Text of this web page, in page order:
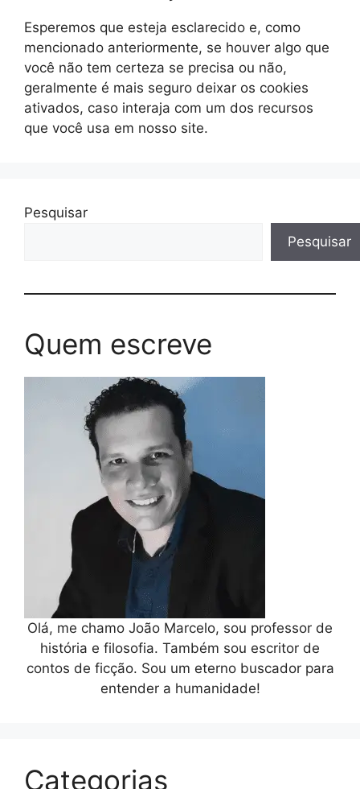
Esperemos que esteja esclarecido e, como
mencionado anteriormente, se houver algo que
você não tem certeza se precisa ou não,
geralmente é mais seguro deixar os cookies
ativados, caso interaja com um dos recursos
que você usa em nosso site.
Pesquisar
Pesquisar
Quem escreve
Olá, me chamo João Marcelo, sou professor de
história e filosofia. Também sou escritor de
contos de ficção. Sou um eterno buscador para
entender a humanidade!
Categorias